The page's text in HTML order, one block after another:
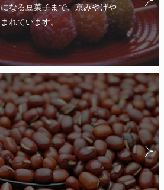
なる豆菓子まで、京みやげや
れています。